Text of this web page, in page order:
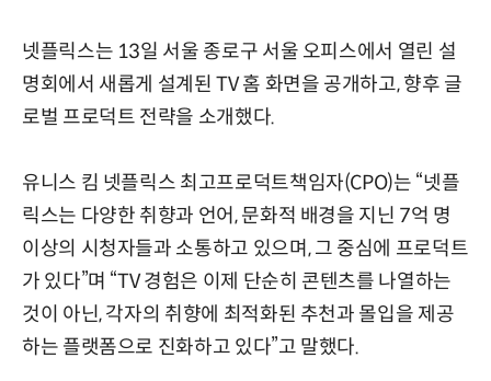
넷플릭스는 13일 서울 종로구 서울 오피스에서 열린 설
명회에서 새롭게 설계된 TV 홈 화면을 공개하고, 향후 글
로벌 프로덕트 전략을 소개했다.
유니스 킴 넷플릭스 최고프로덕트책임자(CPO)는 “넷플
릭스는 다양한 취향과 언어, 문화적 배경을 지닌 7억 명
이상의 시청자들과 소통하고 있으며, 그 중심에 프로덕트
가 있다”며 “TV 경험은 이제 단순히 콘텐츠를 나열하는
것이 아닌, 각자의 취향에 최적화된 추천과 몰입을 제공
하는 플랫폼으로 진화하고 있다”고 말했다.